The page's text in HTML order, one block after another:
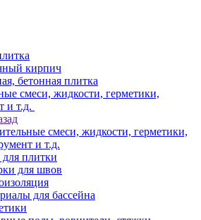
кирпич
бетонная плитка
смеси, жидкости, герметики,
и т.д.
смеси, жидкости, герметики,
и т.д.
плитки
для швов
для бассейна